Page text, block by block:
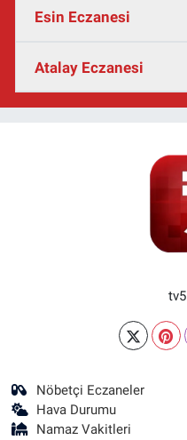
Esin Eczanesi
Atalay Eczanesi
Nöbetçi Eczaneler
Hava Durumu
Namaz Vakitleri